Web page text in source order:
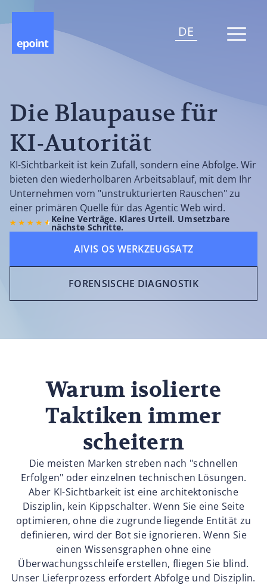
DE
Die Blaupause für
KI-Autorität
KI-Sichtbarkeit ist kein Zufall, sondern eine Abfolge. Wir
bieten den wiederholbaren Arbeitsablauf, mit dem Ihr
Unternehmen vom "unstrukturierten Rauschen" zu
einer primären Quelle für das Agentic Web wird.
Keine Verträge. Klares Urteil. Umsetzbare
nächste Schritte.
AIVIS OS WERKZEUGSATZ
FORENSISCHE DIAGNOSTIK
Warum isolierte
Taktiken immer
scheitern
Die meisten Marken streben nach "schnellen
Erfolgen" oder einzelnen technischen Lösungen.
Aber KI-Sichtbarkeit ist eine architektonische
Disziplin, kein Kippschalter. Wenn Sie eine Seite
optimieren, ohne die zugrunde liegende Entität zu
definieren, wird der Bot sie ignorieren. Wenn Sie
einen Wissensgraphen ohne eine
Überwachungsschleife erstellen, fliegen Sie blind.
Unser Lieferprozess erfordert Abfolge und Disziplin.